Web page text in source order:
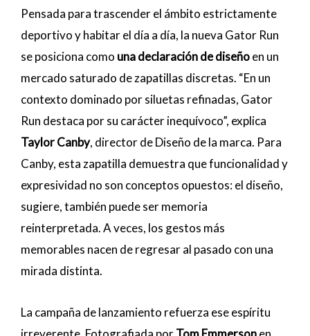
Pensada para trascender el ámbito estrictamente
deportivo y habitar el día a día, la nueva Gator Run
se posiciona como una declaración de diseñoen un
mercado saturado de zapatillas discretas. “En un
contexto dominado por siluetas refinadas, Gator
Run destaca por su carácter inequívoco”, explica
Taylor Canby, director de Diseño de la marca. Para
Canby, esta zapatilla demuestra que funcionalidad y
expresividad no son conceptos opuestos: el diseño,
sugiere, también puede ser memoria
reinterpretada. A veces, los gestos más
memorables nacen de regresar al pasado con una
mirada distinta.
La campaña de lanzamiento refuerza ese espíritu